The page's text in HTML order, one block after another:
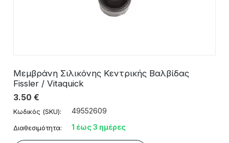
Μεμβράνη Σιλικόνης Κεντρικής Βαλβίδας
Fissler / Vitaquick
3.50 €
Κωδικός (SKU): 49552609
Διαθεσιμότητα: 1 έως 3 ημέρες